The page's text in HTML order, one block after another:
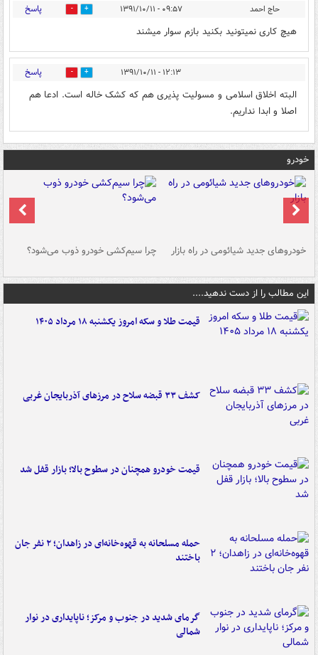
حاج احمد ۰۹:۵۷ - ۱۳۹۱/۱۰/۱۱ 0 پاسخ
هیچ کاری نمیتونید بکنید بازم سوار میشند
۱۲:۱۳ - ۱۳۹۱/۱۰/۱۱ 0 پاسخ
البته اخلاق اسلامی و مسولیت پذیری هم که کشک خاله است. ادعا هم
اصلا و ابدا نداریم.
خودرو
خودروهای جدید شیائومی در راه بازار چرا سیم‌کشی خودرو ذوب می‌شود؟
این مطالب را از دست ندهید....
قیمت طلا و سکه امروز یکشنبه ۱۸ مرداد ۱۴۰۵
کشف ۳۳ قبضه سلاح در مرزهای آذربایجان غربی
قیمت خودرو همچنان در سطوح بالا؛ بازار قفل شد
حمله مسلحانه به قهوه‌خانه‌ای در زاهدان؛ ۲ نفر جان
باختند
گرمای شدید در جنوب و مرکز؛ ناپایداری در نوار
شمالی